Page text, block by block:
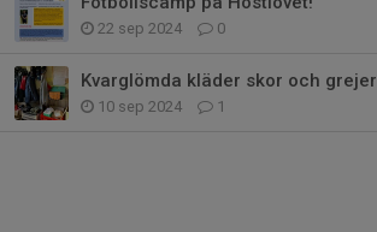
22 sep 2024 0
Kvarglömda kläder skor och grejer
10 sep 2024 1